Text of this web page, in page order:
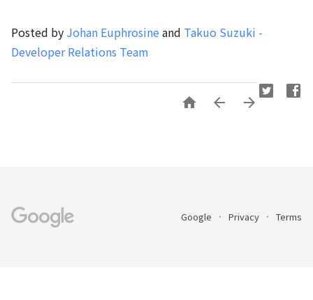
Posted by Johan Euphrosineand Takuo Suzuki -
Developer Relations Team
  
Google Privacy Terms